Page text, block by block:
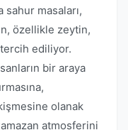
sahur masaları,
özellikle zeytin,
ediliyor.
bir araya
olanak
atmosferini